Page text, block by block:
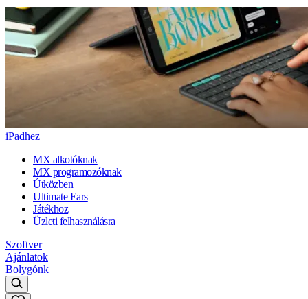
iPadhez
MX alkotóknak
MX programozóknak
Útközben
Ultimate Ears
Játékhoz
Üzleti felhasználásra
Szoftver
Ajánlatok
Bolygónk